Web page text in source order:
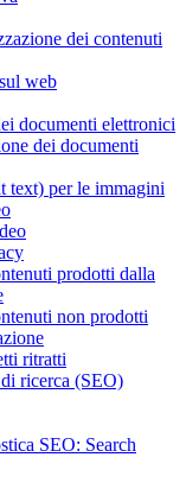
dei contenuti
web
documenti elettronici
dei documenti
text) per le immagini
prodotti dalla
non prodotti
ritratti
ricerca (SEO)
SEO: Search